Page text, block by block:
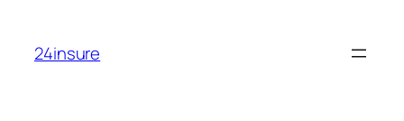
content
24insure